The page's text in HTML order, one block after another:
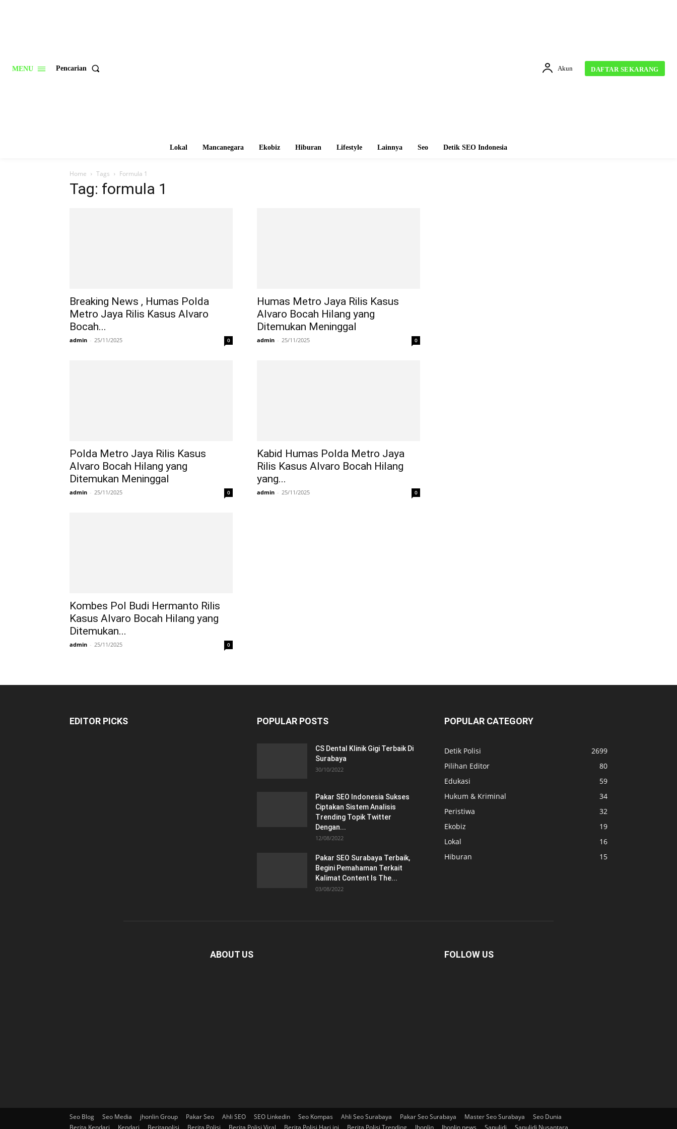
MENU Pencarian Akun DAFTAR SEKARANG
Lokal Mancanegara Ekobiz Hiburan Lifestyle Lainnya Seo Detik SEO Indonesia
Home Tags Formula 1
Tag: formula 1
Breaking News , Humas Polda
Metro Jaya Rilis Kasus Alvaro
Bocah...
admin - 25/11/2025 0
Humas Metro Jaya Rilis Kasus
Alvaro Bocah Hilang yang
Ditemukan Meninggal
admin - 25/11/2025 0
Polda Metro Jaya Rilis Kasus
Alvaro Bocah Hilang yang
Ditemukan Meninggal
admin - 25/11/2025 0
Kabid Humas Polda Metro Jaya
Rilis Kasus Alvaro Bocah Hilang
yang...
admin - 25/11/2025 0
Kombes Pol Budi Hermanto Rilis
Kasus Alvaro Bocah Hilang yang
Ditemukan...
admin - 25/11/2025 0
EDITOR PICKS POPULAR POSTS
CS Dental Klinik Gigi Terbaik Di
Surabaya
30/10/2022
Pakar SEO Indonesia Sukses
Ciptakan Sistem Analisis
Trending Topik Twitter
Dengan...
12/08/2022
Pakar SEO Surabaya Terbaik,
Begini Pemahaman Terkait
Kalimat Content Is The...
03/08/2022
POPULAR CATEGORY
Detik Polisi
2699
Pilihan Editor
80
Edukasi
59
Hukum & Kriminal
34
Peristiwa
32
Ekobiz
19
Lokal
16
Hiburan
15
ABOUT US FOLLOW US
Seo Blog Seo Media jhonlin Group Pakar Seo Ahli SEO SEO Linkedin Seo Kompas Ahli Seo Surabaya Pakar Seo Surabaya Master Seo Surabaya
Seo Dunia
Berita Kendari
Kendari Beritapolisi Berita Polisi Berita Polisi Viral Berita Polisi Hari ini Berita Polisi Trending Jhonlin Jhonlin news Sapulidi Sapulidi Nusantara